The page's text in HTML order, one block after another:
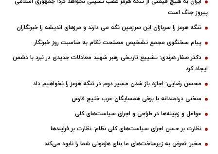
پیروز جنگ است
تنگه هرمز را سربازان این سرزمین نگه می دارند و مرزهای اندیشه را خبرنگاران
پیام سخنگوی مجمع تشخیص مصلحت نظام به مناسبت روز خبرنگار
دکتر صفار هرندی: تشییع تاریخی رهبر شهید معادلات جدیدی در نبرد با دشمن
ایجاد کرد
محسن رضایی: اجازه باز شدن مسیر دوم در تنگه هرمز را نخواهیم داد
سخنی دردمندانه با برخی همسایگان عرب خلیج فارس
عوامل و زمینه‌ها در طراحی و اجرای سیاست‌های کلی
نظارت بر حسن اجرای سیاست‌های کلی نظام: نظارت بر فرایندها
مخبر: تعرض به زیرساخت‌های ما بنای هژمونی شما را نابود می‌کند